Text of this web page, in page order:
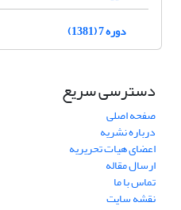
دوره 7 (1381)
دسترسی سریع
صفحه اصلی
درباره نشریه
اعضای هیات تحریریه
ارسال مقاله
تماس با ما
نقشه سایت